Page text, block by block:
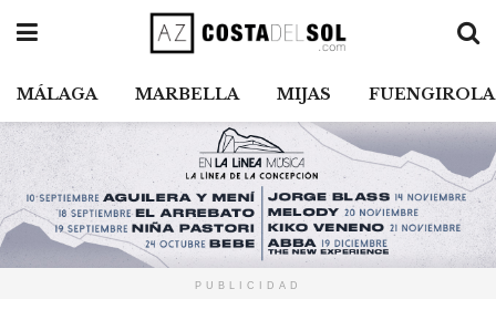
MÁLAGA MARBELLA MIJAS FUENGIROLA
PUBLICIDAD